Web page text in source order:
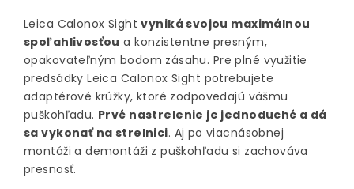
Leica Calonox Sight vyniká svojou maximálnou
spoľahlivosťou a konzistentne presným,
opakovateľným bodom zásahu. Pre plné využitie
predsádky Leica Calonox Sight potrebujete
adaptérové krúžky, ktoré zodpovedajú vášmu
puškohľadu. Prvé nastrelenie je jednoduché a dá
sa vykonať na strelnici. Aj po viacnásobnej
montáži a demontáži z puškohľadu si zachováva
presnosť.